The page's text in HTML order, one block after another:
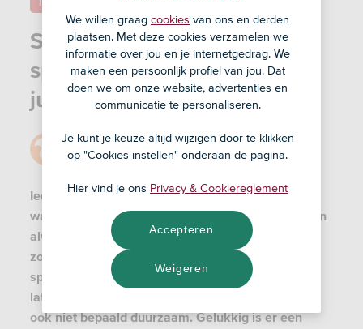
Speelotheken: waarom
speelgoed lenen ook voor
jullie een slimme keuze is
Door Redactie
14 nov '24
Iedere ouder kent het wel: dat nieuwe speelgoed
waar je kind zo naar uitkeek, is na een paar weken
alweer 'uitgespeeld.' Elke keer iets nieuws kopen
zorgt ervoor dat je huis verandert in een
speelgoedmagazijn en het kost flink wat geld. En
laten we eerlijk zijn: steeds maar nieuw kopen is
ook niet bepaald duurzaam. Gelukkig is er een
We willen graag cookies van ons en derden
plaatsen. Met deze cookies verzamelen we
informatie over jou en je internetgedrag. We
maken een persoonlijk profiel van jou. Dat
doen we om onze website, advertenties en
communicatie te personaliseren.
Je kunt je keuze altijd wijzigen door te klikken
op "Cookies instellen" onderaan de pagina.
Hier vind je ons Privacy & Cookiereglement
Weigeren
Accepteren